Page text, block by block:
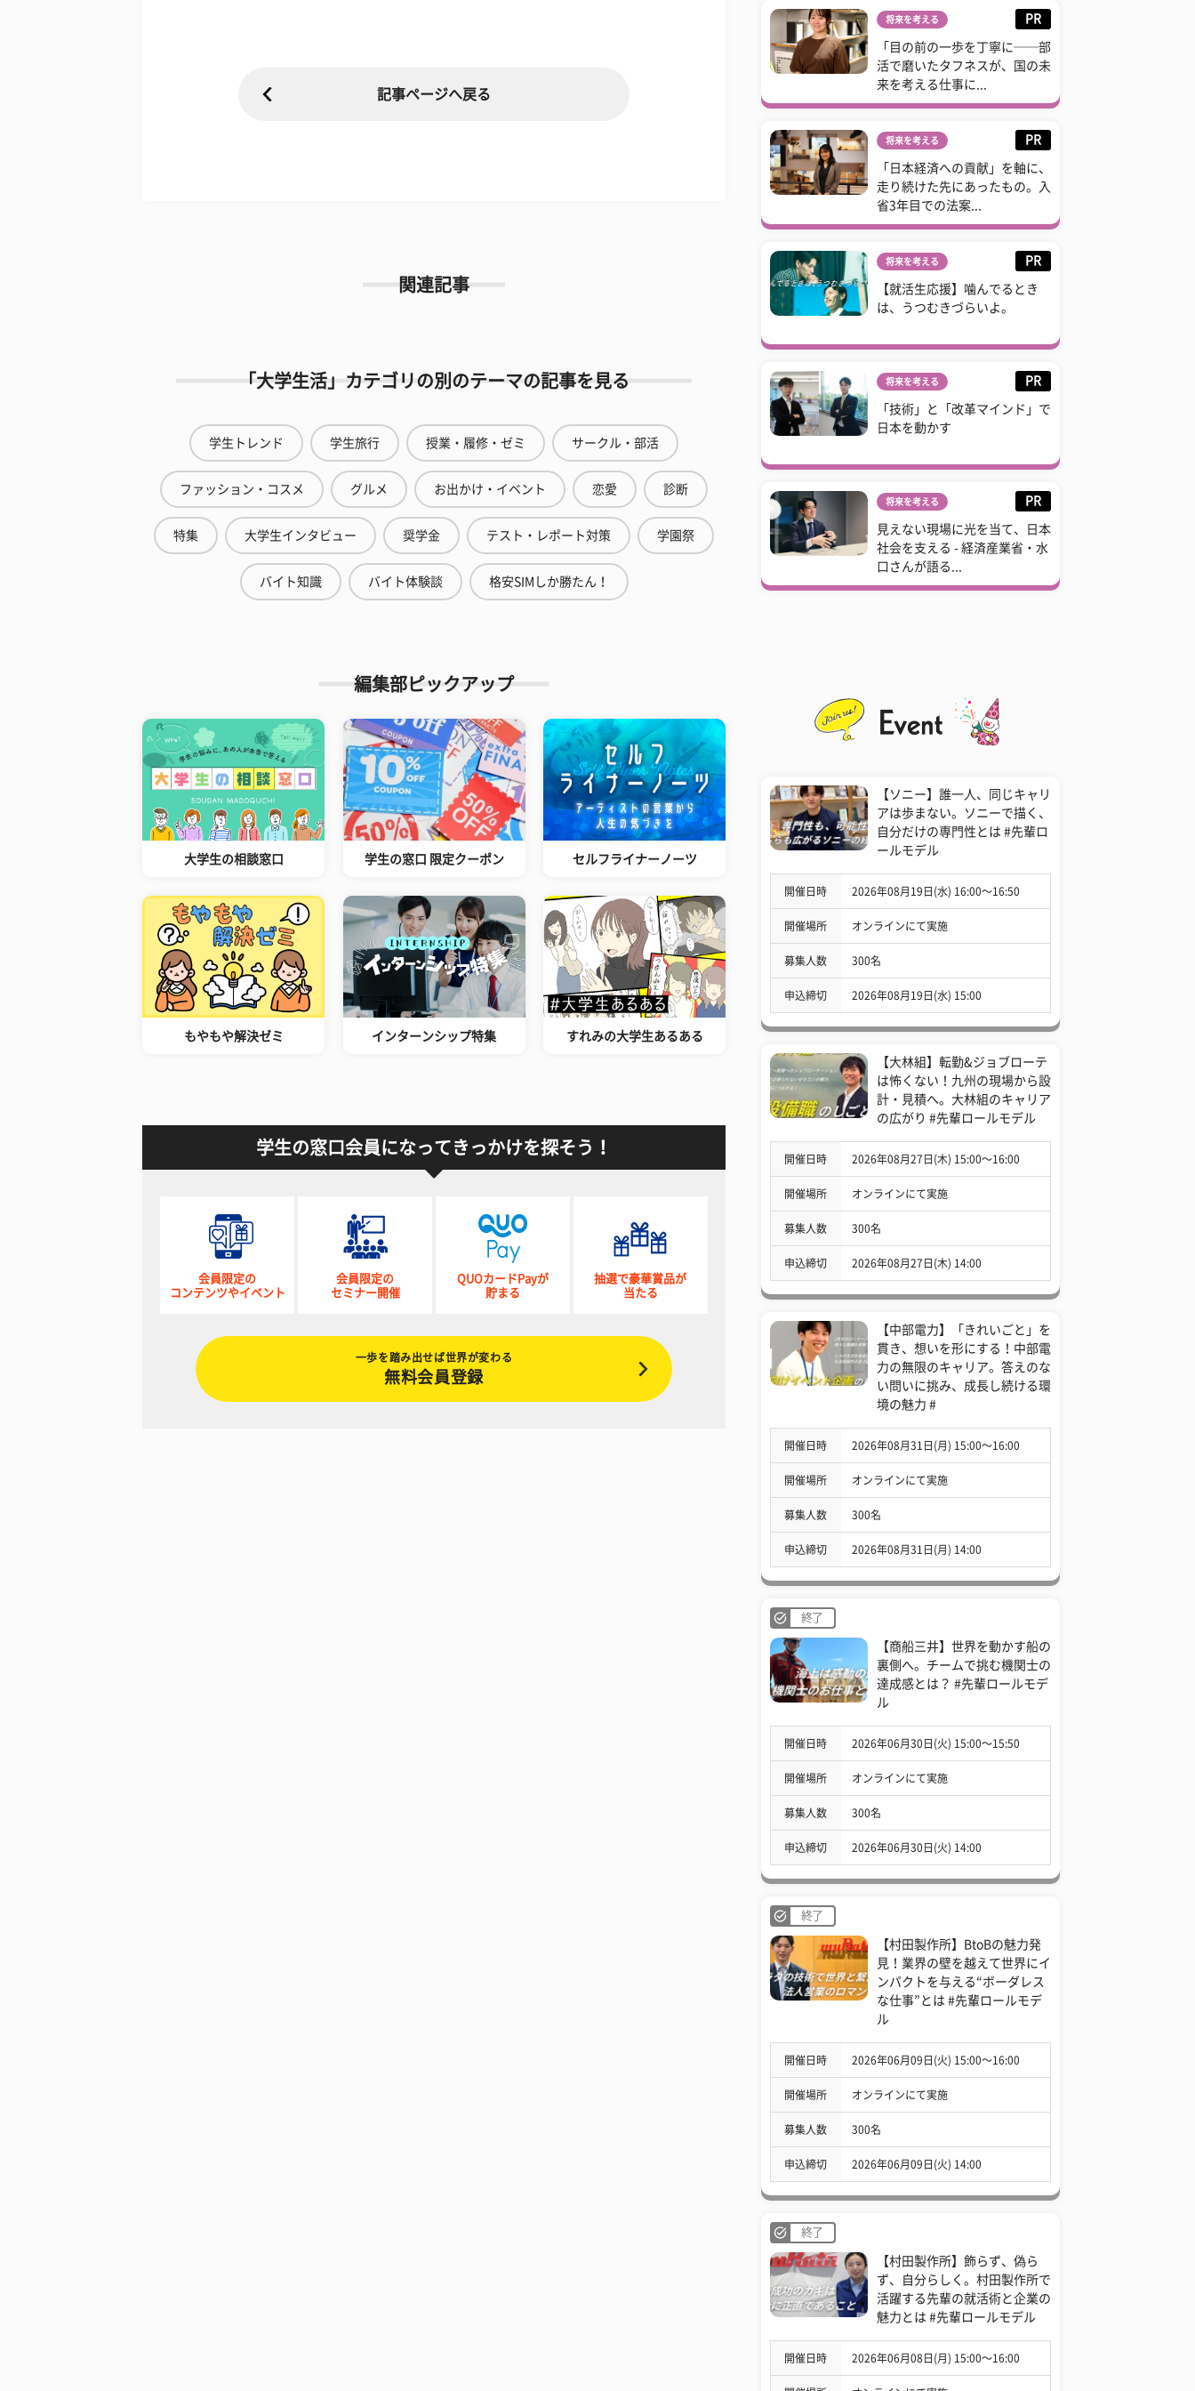
記事ページへ戻る
関連記事
「大学生活」カテゴリの別のテーマの記事を見る
学生トレンド 学生旅行 授業・履修・ゼミ サークル・部活
ファッション・コスメ グルメ お出かけ・イベント 恋愛 診断
特集 大学生インタビュー 奨学金 テスト・レポート対策 学園祭
バイト知識 バイト体験談 格安SIMしか勝たん！
編集部ピックアップ
大学生の相談窓口 学生の窓口 限定クーポン セルフライナーノーツ
もやもや解決ゼミ インターンシップ特集 すれみの大学生あるある
学生の窓口会員になってきっかけを探そう！
会員限定の
コンテンツやイベント
会員限定の
セミナー開催
QUOカードPayが
貯まる
抽選で豪華賞品が
当たる
一歩を踏み出せば世界が変わる
無料会員登録
将来を考える PR
「目の前の一歩を丁寧に──部
活で磨いたタフネスが、国の未
来を考える仕事に...
将来を考える PR
「日本経済への貢献」を軸に、
走り続けた先にあったもの。入
省3年目での法案...
将来を考える PR
【就活生応援】噛んでるとき
は、うつむきづらいよ。
将来を考える PR
「技術」と「改革マインド」で
日本を動かす
将来を考える PR
見えない現場に光を当て、日本
社会を支える - 経済産業省・水
口さんが語る...
【ソニー】誰一人、同じキャリ
アは歩まない。ソニーで描く、
自分だけの専門性とは #先輩ロ
ールモデル
開催日時 2026年08月19日(水) 16:00〜16:50
開催場所 オンラインにて実施
募集人数 300名
申込締切 2026年08月19日(水) 15:00
【大林組】転勤&ジョブローテ
は怖くない！九州の現場から設
計・見積へ。大林組のキャリア
の広がり #先輩ロールモデル
開催日時 2026年08月27日(木) 15:00〜16:00
開催場所 オンラインにて実施
募集人数 300名
申込締切 2026年08月27日(木) 14:00
【中部電力】「きれいごと」を
貫き、想いを形にする！中部電
力の無限のキャリア。答えのな
い問いに挑み、成長し続ける環
境の魅力 #
開催日時 2026年08月31日(月) 15:00〜16:00
開催場所 オンラインにて実施
募集人数 300名
申込締切 2026年08月31日(月) 14:00
終了
【商船三井】世界を動かす船の
裏側へ。チームで挑む機関士の
達成感とは？ #先輩ロールモデ
ル
開催日時 2026年06月30日(火) 15:00〜15:50
開催場所 オンラインにて実施
募集人数 300名
申込締切 2026年06月30日(火) 14:00
終了
【村田製作所】BtoBの魅力発
見！業界の壁を越えて世界にイ
ンパクトを与える“ボーダレス
な仕事”とは #先輩ロールモデ
ル
開催日時 2026年06月09日(火) 15:00〜16:00
開催場所 オンラインにて実施
募集人数 300名
申込締切 2026年06月09日(火) 14:00
終了
【村田製作所】飾らず、偽ら
ず、自分らしく。村田製作所で
活躍する先輩の就活術と企業の
魅力とは #先輩ロールモデル
開催日時 2026年06月08日(月) 15:00〜16:00